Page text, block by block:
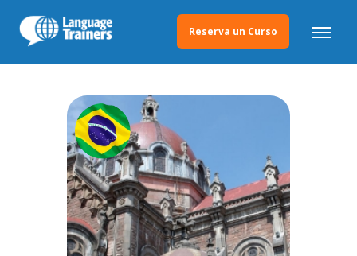
Reserva un Curso